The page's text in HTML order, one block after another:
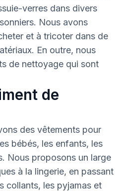
verres dans divers
Nous avons
et à tricoter dans de
En outre, nous
de nettoyage qui sont
de
des vêtements pour
bébés, les enfants, les
Nous proposons un large
à la lingerie, en passant
collants, les pyjamas et